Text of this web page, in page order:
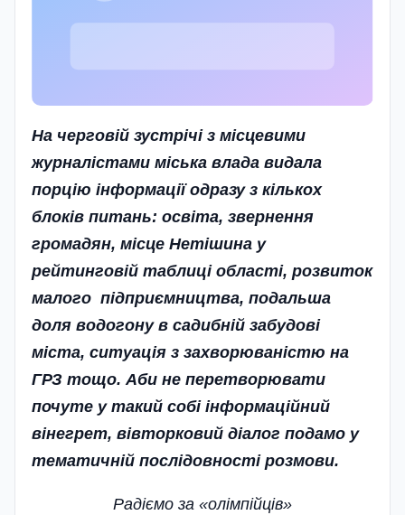
На черговій зустрічі з місцевими
журналістами міська влада видала
порцію інформації одразу з кількох
блоків питань: освіта, звернення
громадян, місце Нетішина у
рейтинговій таблиці області, розвиток
малого підприємництва, подальша
доля водогону в садибній забудові
міста, ситуація з захворюваністю на
ГРЗ тощо.Аби не перетворювати
почуте у такий собі інформаційний
вінегрет, вівторковий діалог подамо у
тематичній послідовності розмови.
Радіємо за «олімпійців»